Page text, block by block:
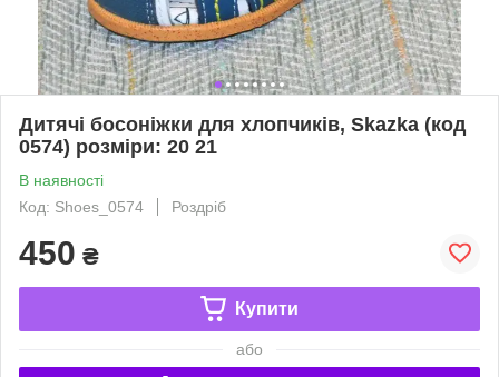
Дитячі босоніжки для хлопчиків, Skazka (код
0574) розміри: 20 21
В наявності
Код: Shoes_0574
Роздріб
450 ₴
Купити
або